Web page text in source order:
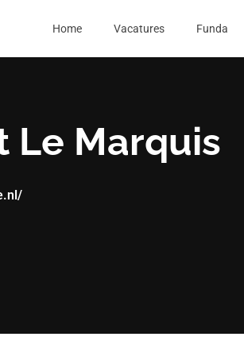
Home Vacatures Funda
Le Marquis